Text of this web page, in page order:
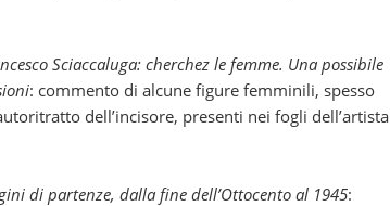
Sciaccaluga: cherchez le femme. Una possibile
: commento di alcune figure femminili, spesso
dell’incisore, presenti nei fogli dell’artista
di partenze, dalla fine dell’Ottocento al 1945: